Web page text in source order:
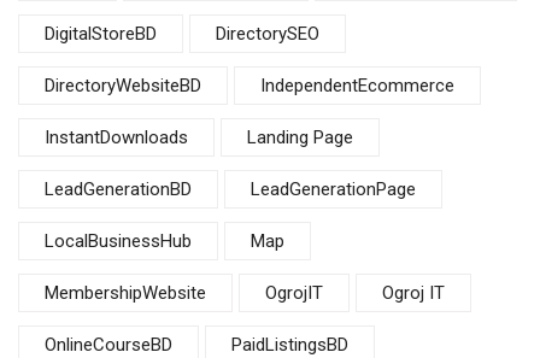
DigitalStoreBD DirectorySEO
DirectoryWebsiteBD IndependentEcommerce
InstantDownloads Landing Page
LeadGenerationBD LeadGenerationPage
LocalBusinessHub Map
MembershipWebsite OgrojIT Ogroj IT
OnlineCourseBD PaidListingsBD